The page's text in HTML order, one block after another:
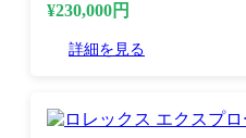
¥230,000円
詳細を見る